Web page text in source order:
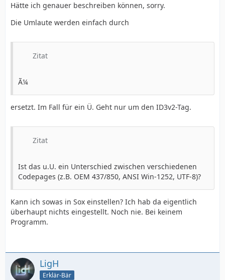
Hätte ich genauer beschreiben können, sorry.
Die Umlaute werden einfach durch
Zitat
Ã¼
ersetzt. Im Fall für ein Ü. Geht nur um den ID3v2-Tag.
Zitat
Ist das u.U. ein Unterschied zwischen verschiedenen
Codepages (z.B. OEM 437/850, ANSI Win-1252, UTF-8)?
Kann ich sowas in Sox einstellen? Ich hab da eigentlich
überhaupt nichts eingestellt. Noch nie. Bei keinem
Programm.
LigH
Erklär-Bär